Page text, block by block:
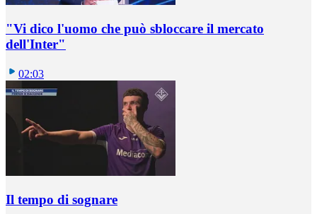
"Vi dico l'uomo che può sbloccare il mercato
dell'Inter"
02:03
Il tempo di sognare